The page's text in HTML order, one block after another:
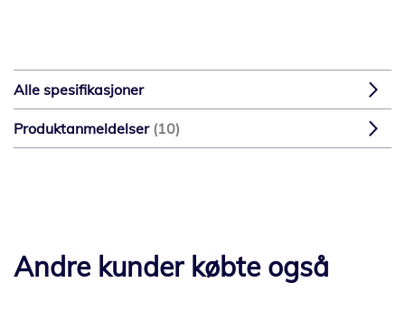
Alle spesifikasjoner
Produktanmeldelser 10
Andre kunder købte også